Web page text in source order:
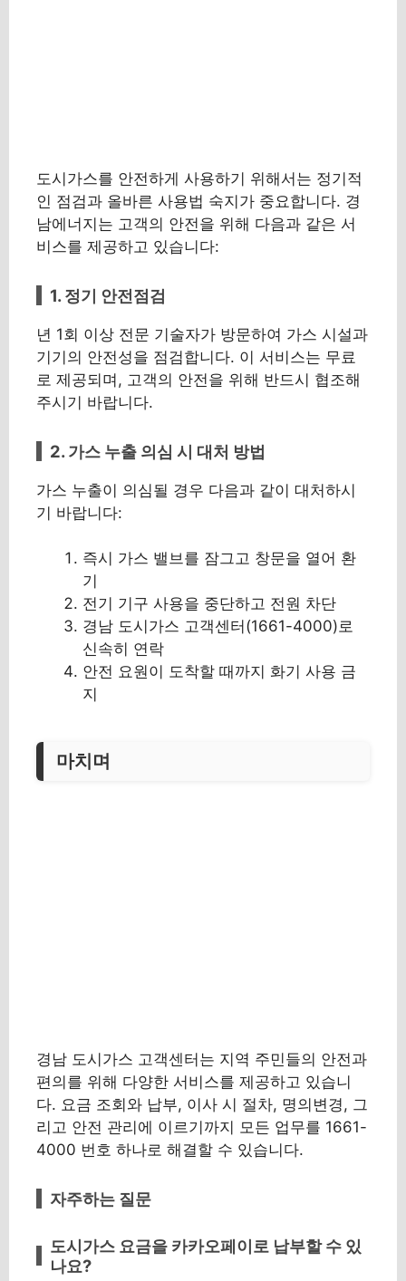
도시가스를 안전하게 사용하기 위해서는 정기적
인 점검과 올바른 사용법 숙지가 중요합니다. 경
남에너지는 고객의 안전을 위해 다음과 같은 서
비스를 제공하고 있습니다:
1. 정기 안전점검
년 1회 이상 전문 기술자가 방문하여 가스 시설과
기기의 안전성을 점검합니다. 이 서비스는 무료
로 제공되며, 고객의 안전을 위해 반드시 협조해
주시기 바랍니다.
2. 가스 누출 의심 시 대처 방법
가스 누출이 의심될 경우 다음과 같이 대처하시
기 바랍니다:
즉시 가스 밸브를 잠그고 창문을 열어 환
기
전기 기구 사용을 중단하고 전원 차단
경남 도시가스 고객센터(1661-4000)로
신속히 연락
안전 요원이 도착할 때까지 화기 사용 금
지
마치며
경남 도시가스 고객센터는 지역 주민들의 안전과
편의를 위해 다양한 서비스를 제공하고 있습니
다. 요금 조회와 납부, 이사 시 절차, 명의변경, 그
리고 안전 관리에 이르기까지 모든 업무를 1661-
4000 번호 하나로 해결할 수 있습니다.
자주하는 질문
도시가스 요금을 카카오페이로 납부할 수 있
나요?